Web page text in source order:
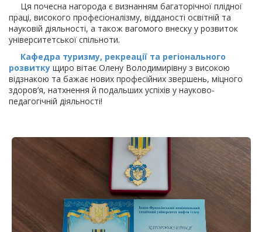
Ця почесна нагорода є визнанням багаторічної плідної
праці, високого професіоналізму, відданості освітній та
науковій діяльності, а також вагомого внеску у розвиток
університетської спільноти.
Кафедра туризму, рекреації та регіонального
розвитку щиро вітає Олену Володимирівну з високою
відзнакою та бажає нових професійних звершень, міцного
здоров’я, натхнення й подальших успіхів у науково-
педагогічній діяльності!